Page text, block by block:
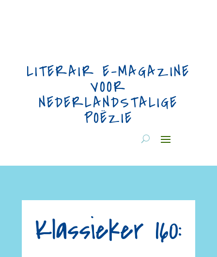
LITERAIR E-MAGAZINE
VOOR
NEDERLANDSTALIGE
POËZIE
Klassieker 160: